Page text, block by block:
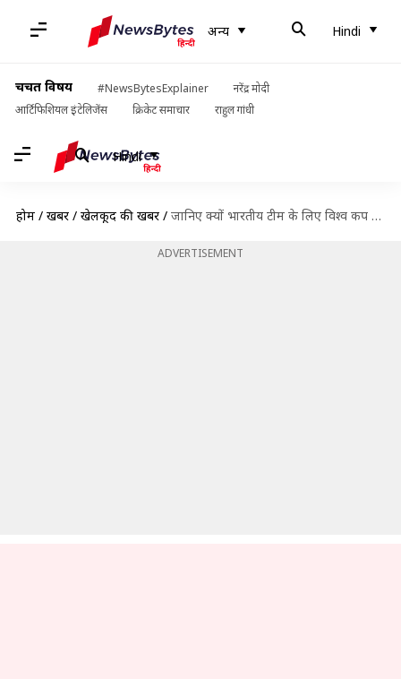
अन्य Hindi
चर्चित विषय #NewsBytesExplainer
नरेंद्र मोदी
आर्टिफिशियल इंटेलिजेंस
क्रिकेट समाचार राहुल गांधी
Hindi
होम / खबरें / खेलकूद की खबरें / जानिए क्यों भारतीय टीम के लिए विश्व कप में ज़रूरी हैं जसप्रीत बुमराह
ADVERTISEMENT